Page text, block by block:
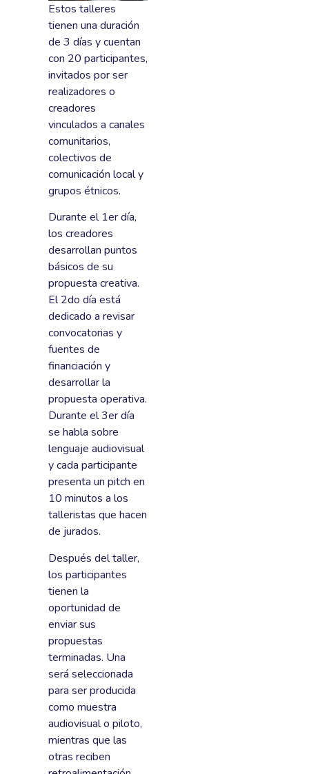
Estos talleres
tienen una duración
de 3 días y cuentan
con 20 participantes,
invitados por ser
realizadores o
creadores
vinculados a canales
comunitarios,
colectivos de
comunicación local y
grupos étnicos.
Durante el 1er día,
los creadores
desarrollan puntos
básicos de su
propuesta creativa.
El 2do día está
dedicado a revisar
convocatorias y
fuentes de
financiación y
desarrollar la
propuesta operativa.
Durante el 3er día
se habla sobre
lenguaje audiovisual
y cada participante
presenta un pitch en
10 minutos a los
talleristas que hacen
de jurados.
Después del taller,
los participantes
tienen la
oportunidad de
enviar sus
propuestas
terminadas. Una
será seleccionada
para ser producida
como muestra
audiovisual o piloto,
mientras que las
otras reciben